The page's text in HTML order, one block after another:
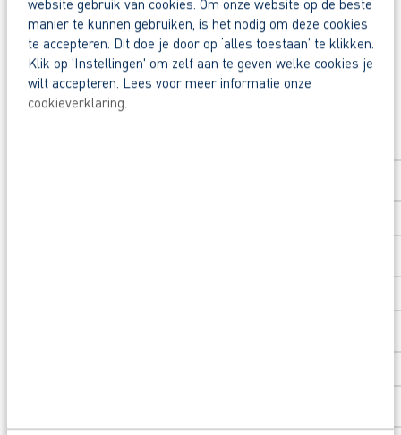
website gebruik van cookies. Om onze website op de beste
manier te kunnen gebruiken, is het nodig om deze cookies
te accepteren. Dit doe je door op ‘alles toestaan’ te klikken.
Klik op 'Instellingen' om zelf aan te geven welke cookies je
wilt accepteren. Lees voor meer informatie onze
cookieverklaring.
Snel naar een vast contract.
Beoordeeld door flexkrachten met een 9+.
Opleidingsvoucher van €1.000,00 voor een
Heb je eerst nog vragen? App, bel of mail dan
Deel deze vacature:
Solliciteer direct